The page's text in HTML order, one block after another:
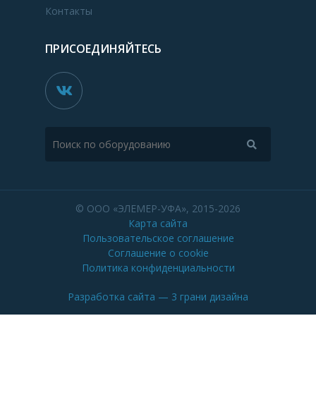
Контакты
ПРИСОЕДИНЯЙТЕСЬ
© ООО «ЭЛЕМЕР-УФА», 2015-2026
Карта сайта
Пользовательское соглашение
Соглашение о cookie
Политика конфиденциальности
Разработка сайта — 3 грани дизайна